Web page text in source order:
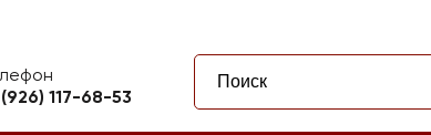
(926) 117-68-53